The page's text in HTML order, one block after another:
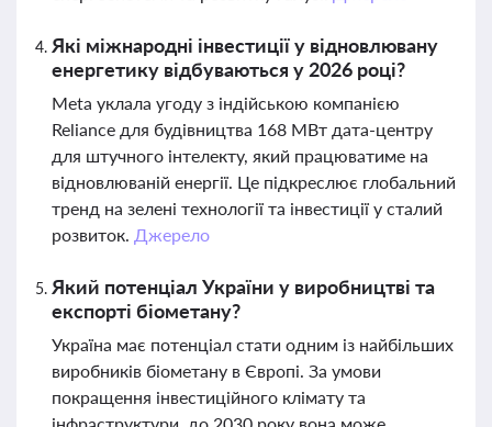
Які міжнародні інвестиції у відновлювану
енергетику відбуваються у 2026 році?
Meta уклала угоду з індійською компанією
Reliance для будівництва 168 МВт дата-центру
для штучного інтелекту, який працюватиме на
відновлюваній енергії. Це підкреслює глобальний
тренд на зелені технології та інвестиції у сталий
розвиток. Джерело
Який потенціал України у виробництві та
експорті біометану?
Україна має потенціал стати одним із найбільших
виробників біометану в Європі. За умови
покращення інвестиційного клімату та